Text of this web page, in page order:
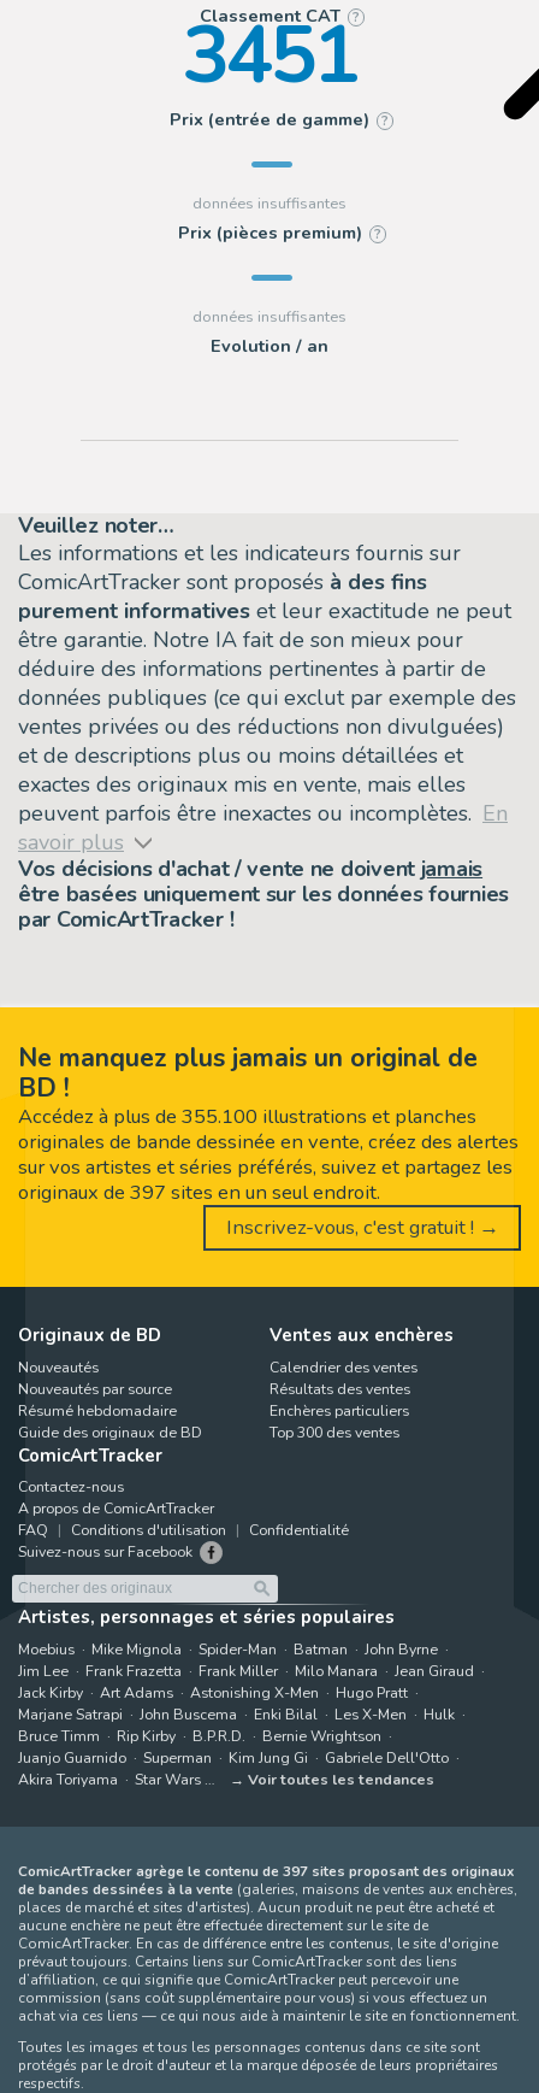
Classement CAT ?
3451
Prix (entrée de gamme) ?
Prix (pièces premium) ?
Evolution / an
Veuillez noter…
Les informations et les indicateurs fournis sur
ComicArtTracker sont proposés à des fins
purement informatives et leur exactitude ne peut
être garantie. Notre IA fait de son mieux pour
déduire des informations pertinentes à partir de
données publiques (ce qui exclut par exemple des
ventes privées ou des réductions non divulguées)
et de descriptions plus ou moins détaillées et
exactes des originaux mis en vente, mais elles
peuvent parfois être inexactes ou incomplètes. En
savoir plus
Vos décisions d'achat / vente ne doivent jamais
être basées uniquement sur les données fournies
par ComicArtTracker !
Ne manquez plus jamais un original de
BD !
Accédez à plus de 355.100 illustrations et planches
originales de bande dessinée en vente, créez des alertes
sur vos artistes et séries préférés, suivez et partagez les
originaux de 397 sites en un seul endroit.
Inscrivez-vous, c'est gratuit ! →
Originaux de BD
Nouveautés
Nouveautés par source
Résumé hebdomadaire
Guide des originaux de BD
Ventes aux enchères
Calendrier des ventes
Résultats des ventes
Enchères particuliers
Top 300 des ventes
ComicArtTracker
Contactez-nous
A propos de ComicArtTracker
FAQ
Conditions d'utilisation
Confidentialité
Suivez-nous sur Facebook
Artistes, personnages et séries populaires
Moebius Mike Mignola Spider-Man Batman
John Byrne
Jim Lee
Frank Frazetta Frank Miller Milo Manara
Jean Giraud
Jack Kirby
Art Adams Astonishing X-Men
Hugo Pratt
Marjane Satrapi
John Buscema Enki Bilal Les X-Men
Hulk
Bruce Timm
Rip Kirby B.P.R.D.
Bernie Wrightson
Juanjo Guarnido
Superman Kim Jung Gi
Gabriele Dell'Otto
Akira Toriyama
Star Wars Voir toutes les tendances
ComicArtTracker agrège le contenu de 397 sites proposant des originaux
de bandes dessinées à la vente (galeries, maisons de ventes aux enchères,
places de marché et sites d'artistes). Aucun produit ne peut être acheté et
aucune enchère ne peut être effectuée directement sur le site de
ComicArtTracker. En cas de différence entre les contenus, le site d'origine
prévaut toujours. Certains liens sur ComicArtTracker sont des liens
d’affiliation, ce qui signifie que ComicArtTracker peut percevoir une
commission (sans coût supplémentaire pour vous) si vous effectuez un
achat via ces liens — ce qui nous aide à maintenir le site en fonctionnement.
Toutes les images et tous les personnages contenus dans ce site sont
protégés par le droit d'auteur et la marque déposée de leurs propriétaires
respectifs.